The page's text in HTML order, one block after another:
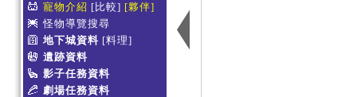
寵物介紹 [比較] [夥伴]
怪物導覽搜尋
地下城資料 [料理]
遺跡資料
影子任務資料
劇場任務資料